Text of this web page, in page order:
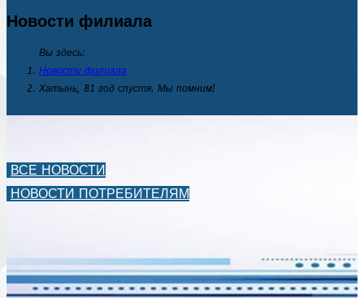
Новости филиала
Вы здесь:
Новости филиала
Хатынь, 81 год спустя. Мы помним!
ВСЕ НОВОСТИ
НОВОСТИ ПОТРЕБИТЕЛЯМ